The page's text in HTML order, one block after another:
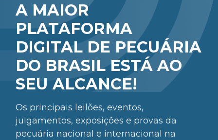
A MAIOR
PLATAFORMA
DIGITAL DE PECUÁRIA
DO BRASIL ESTÁ AO
SEU ALCANCE!
Os principais leilões, eventos,
julgamentos, exposições e provas da
pecuária nacional e internacional na